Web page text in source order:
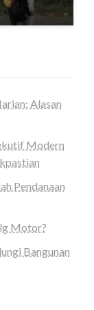
Alasan
Modern
Pendanaan
Motor?
Bangunan